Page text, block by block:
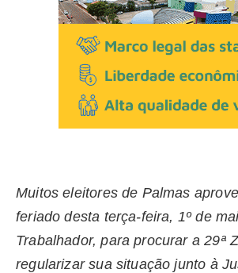
Muitos eleitores de Palmas
feriado desta terça-feira, 1º de
Trabalhador, para procurar a 29ª
regularizar sua situação junto à